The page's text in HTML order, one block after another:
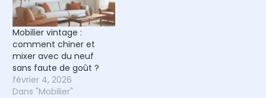
Mobilier vintage :
comment chiner et
mixer avec du neuf
sans faute de goût ?
février 4, 2026
Dans "Mobilier"